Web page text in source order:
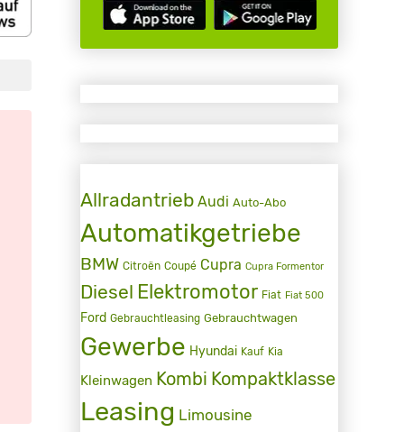
Allradantrieb Audi Auto-Abo
Automatikgetriebe
BMW Citroën Coupé Cupra Cupra Formentor
Diesel Elektromotor Fiat Fiat 500
Ford Gebrauchtleasing Gebrauchtwagen
Gewerbe Hyundai Kauf Kia
Kleinwagen Kombi Kompaktklasse
Leasing Limousine